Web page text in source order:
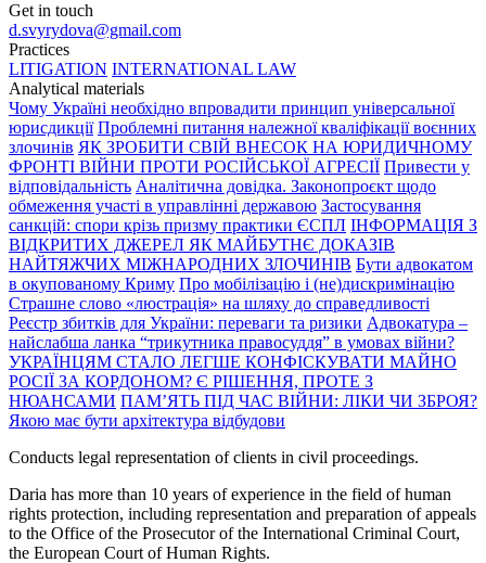
Get in touch
d.svyrydova@gmail.com
Practices
LITIGATION INTERNATIONAL LAW
Analytical materials
Чому Україні необхідно впровадити принцип універсальної
юрисдикції Проблемні питання належної кваліфікації воєнних
злочинів ЯК ЗРОБИТИ СВІЙ ВНЕСОК НА ЮРИДИЧНОМУ
ФРОНТІ ВІЙНИ ПРОТИ РОСІЙСЬКОЇ АГРЕСІЇ Привести у
відповідальність Аналітична довідка. Законопроєкт щодо
обмеження участі в управлінні державою Застосування
санкцій: спори крізь призму практики ЄСПЛ ІНФОРМАЦІЯ З
ВІДКРИТИХ ДЖЕРЕЛ ЯК МАЙБУТНЄ ДОКАЗІВ
НАЙТЯЖЧИХ МІЖНАРОДНИХ ЗЛОЧИНІВ Бути адвокатом
в окупованому Криму Про мобілізацію і (не)дискримінацію
Страшне слово «люстрація» на шляху до справедливості
Реєстр збитків для України: переваги та ризики Адвокатура –
найслабша ланка “трикутника правосуддя” в умовах війни?
УКРАЇНЦЯМ СТАЛО ЛЕГШЕ КОНФІСКУВАТИ МАЙНО
РОСІЇ ЗА КОРДОНОМ? Є РІШЕННЯ, ПРОТЕ З
НЮАНСАМИ ПАМ’ЯТЬ ПІД ЧАС ВІЙНИ: ЛІКИ ЧИ ЗБРОЯ?
Якою має бути архітектура відбудови
Conducts legal representation of clients in civil proceedings.
Daria has more than 10 years of experience in the field of human
rights protection, including representation and preparation of appeals
to the Office of the Prosecutor of the International Criminal Court,
the European Court of Human Rights.